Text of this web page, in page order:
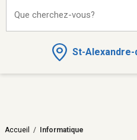
St-
Que cherchez-vous?
Accueil / Informatique